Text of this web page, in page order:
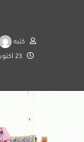
كتبه
23 أكتوبر، 2018